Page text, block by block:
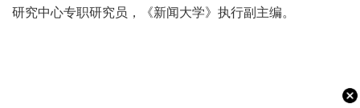
研究中心专职研究员，《新闻大学》执行副主编。